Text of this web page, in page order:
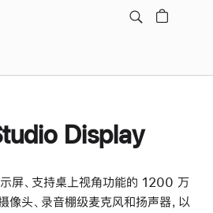
Display
屏、支持桌上视角功能的 1200 万
头、录音棚级麦克风和扬声器，以